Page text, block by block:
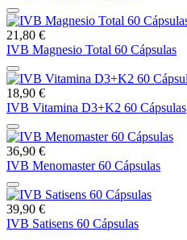
21,80 €
IVB Magnesio Total 60 Cápsulas
18,90 €
IVB Vitamina D3+K2 60 Cápsulas
36,90 €
IVB Menomaster 60 Cápsulas
39,90 €
IVB Satisens 60 Cápsulas